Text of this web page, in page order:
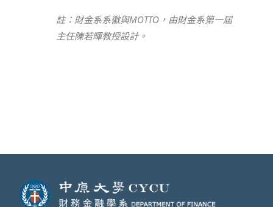
註：財金系系徽與MOTTO，由財金系第一屆
主任陳若暉教授設計。